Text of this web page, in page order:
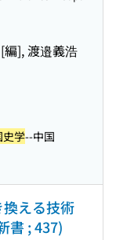
編], 渡邉義浩
史学--中国
える技術
書 ; 437)